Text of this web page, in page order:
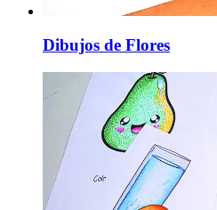
Dibujos de Flores